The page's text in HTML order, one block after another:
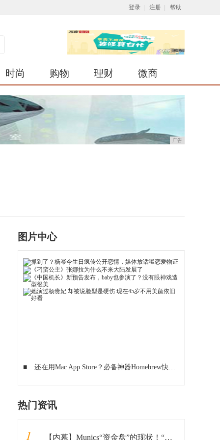
登录 注册 帮助
时尚 购物 理财 微商
广告
图片中心
■ 还在用Mac App Store？必备神器Homebrew快来看
热门资讯
1 【内幕】Munics“资金盘”的现状！“韭菜们”坐稳了